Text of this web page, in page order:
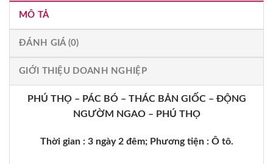
MÔ TẢ
ĐÁNH GIÁ (0)
GIỚI THIỆU DOANH NGHIỆP
PHÚ THỌ – PÁC BÓ – THÁC BẢN GIỐC – ĐỘNG
NGƯỜM NGAO – PHÚ THỌ
Thời gian : 3 ngày 2 đêm; Phương tiện : Ô tô.